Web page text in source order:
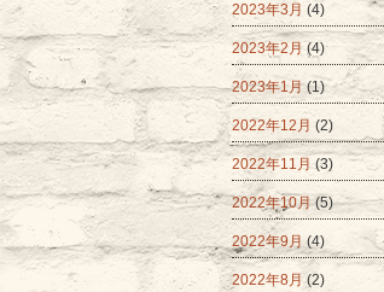
2023年3月 (4)
2023年2月 (4)
2023年1月 (1)
2022年12月 (2)
2022年11月 (3)
2022年10月(5)
2022年9月 (4)
2022年8月(2)